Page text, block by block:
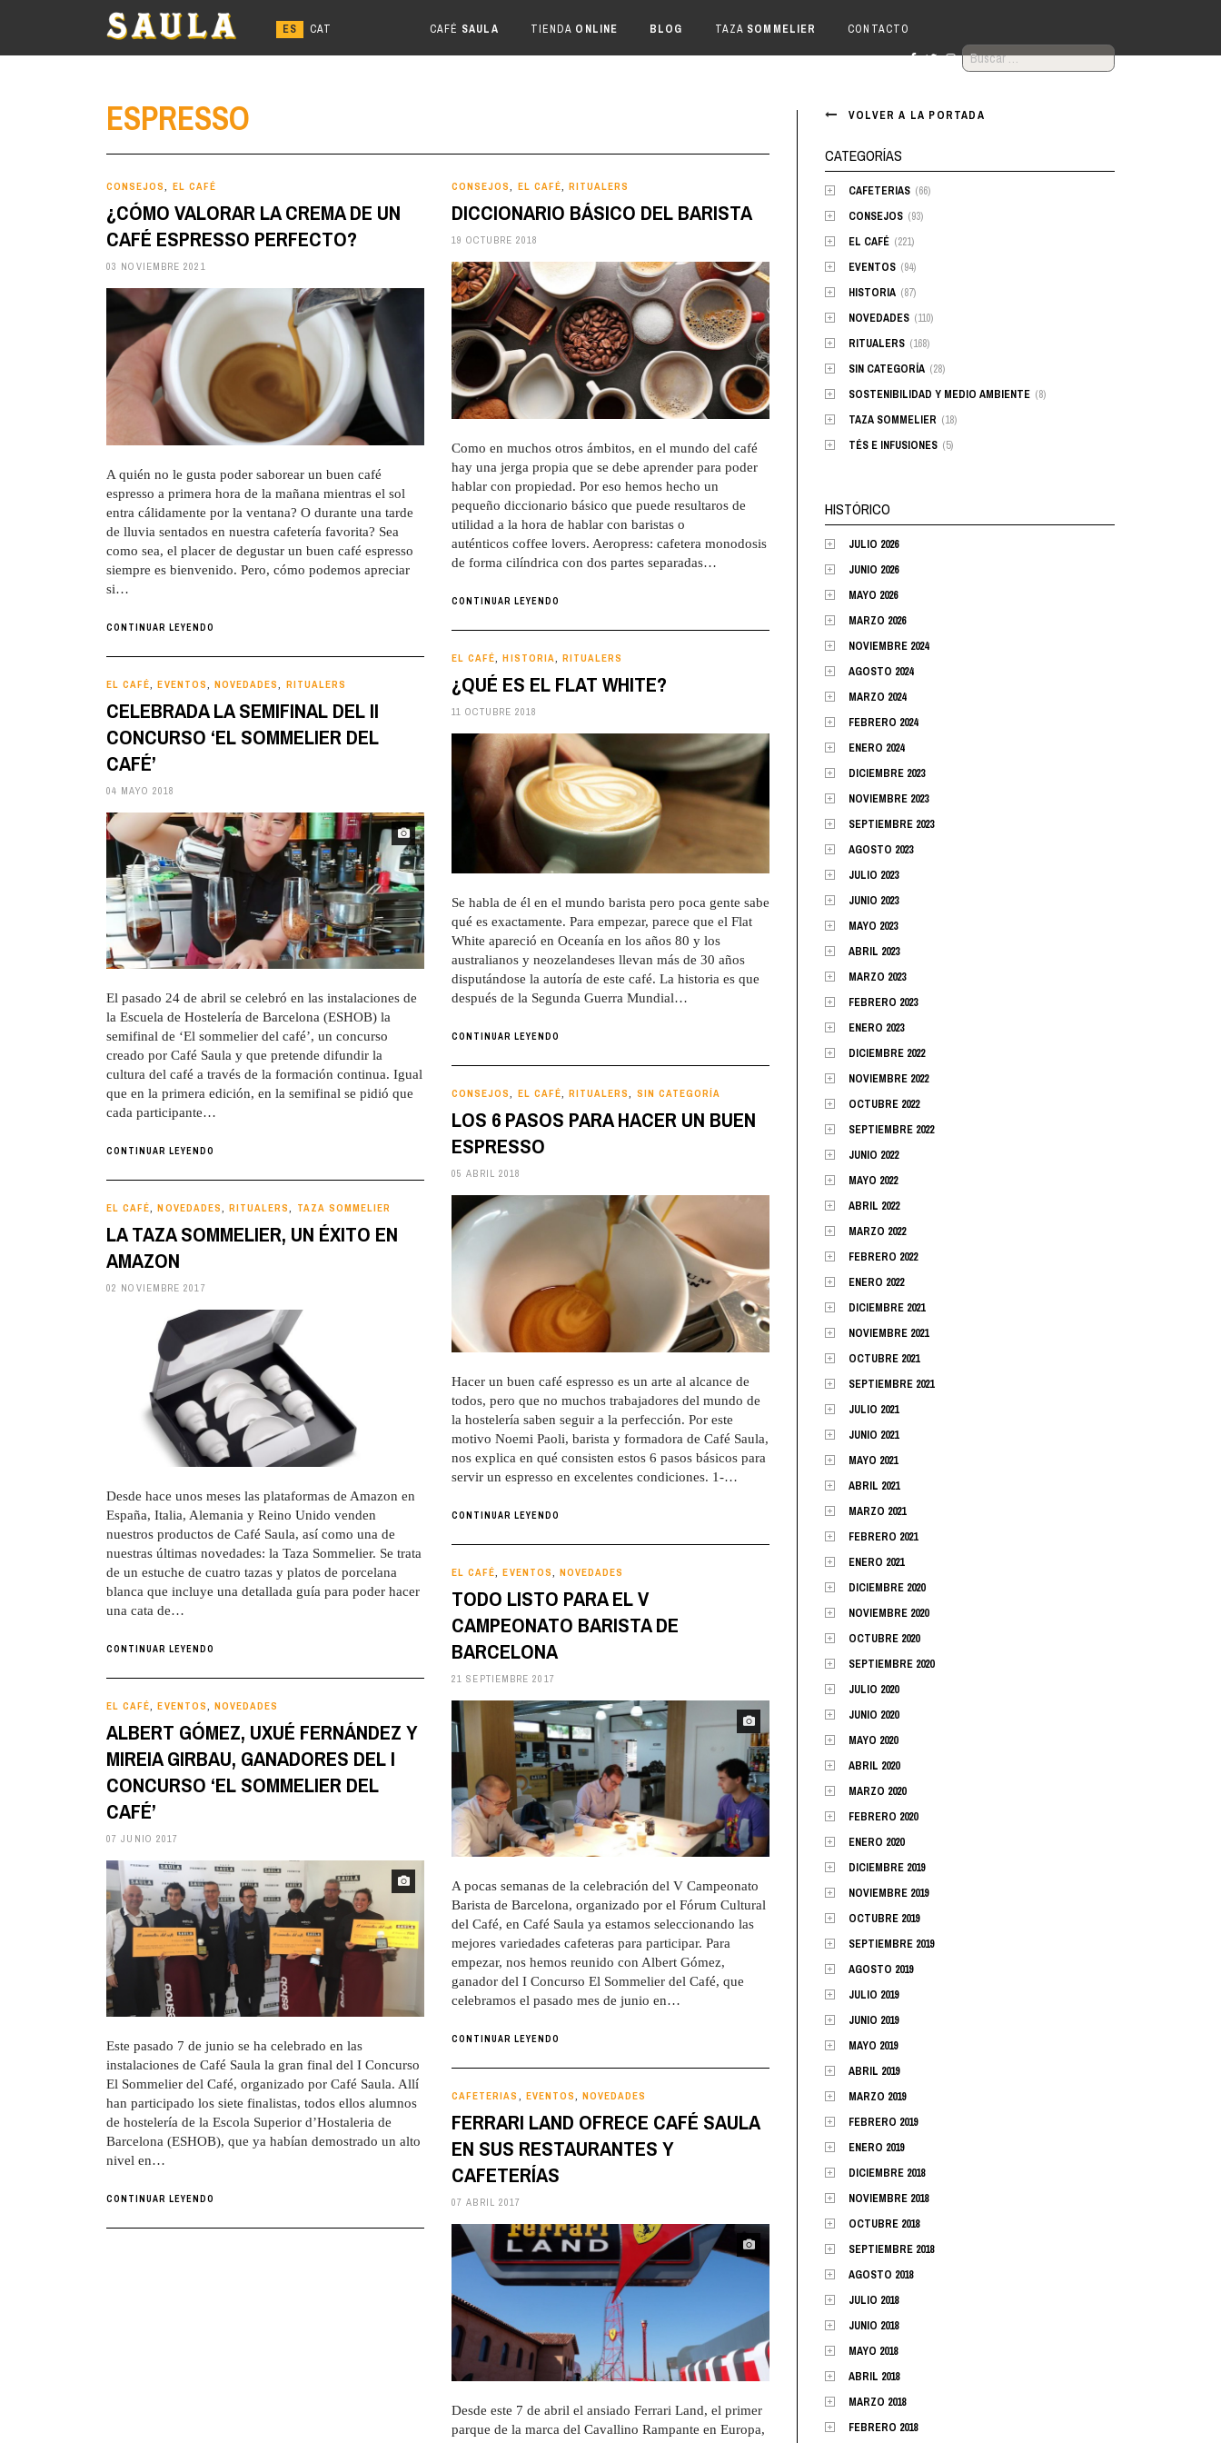
CAFÉ SAULA TIENDA ONLINE BLOG TAZA SOMMELIER CONTACTO
BUSCAR:
ESPRESSO
CONSEJOS EL CAFÉ
¿CÓMO VALORAR LA CREMA DE UN
CAFÉ ESPRESSO PERFECTO?
03 NOVIEMBRE 2021
A quién no le gusta poder saborear un buen café
espresso a primera hora de la mañana mientras el sol
entra cálidamente por la ventana? O durante una tarde
de lluvia sentados en nuestra cafetería favorita? Sea
como sea, el placer de degustar un buen café espresso
siempre es bienvenido. Pero, cómo podemos apreciar
si…
CONTINUAR LEYENDO
CONSEJOS EL CAFÉ RITUALERS
DICCIONARIO BÁSICO DEL BARISTA
19 OCTUBRE 2018
Como en muchos otros ámbitos, en el mundo del café
hay una jerga propia que se debe aprender para poder
hablar con propiedad. Por eso hemos hecho un
pequeño diccionario básico que puede resultaros de
utilidad a la hora de hablar con baristas o
auténticos coffee lovers. Aeropress: cafetera monodosis
de forma cilíndrica con dos partes separadas…
CONTINUAR LEYENDO
EL CAFÉ HISTORIA RITUALERS
¿QUÉ ES EL FLAT WHITE?
11 OCTUBRE 2018
Se habla de él en el mundo barista pero poca gente sabe
qué es exactamente. Para empezar, parece que el Flat
White apareció en Oceanía en los años 80 y los
australianos y neozelandeses llevan más de 30 años
disputándose la autoría de este café. La historia es que
después de la Segunda Guerra Mundial…
CONTINUAR LEYENDO
EL CAFÉ EVENTOS NOVEDADES RITUALERS
CELEBRADA LA SEMIFINAL DEL II
CONCURSO ‘EL SOMMELIER DEL
CAFÉ’
04 MAYO 2018
El pasado 24 de abril se celebró en las instalaciones de
la Escuela de Hostelería de Barcelona (ESHOB) la
semifinal de ‘El sommelier del café’, un concurso
creado por Café Saula y que pretende difundir la
cultura del café a través de la formación continua. Igual
que en la primera edición, en la semifinal se pidió que
cada participante…
CONTINUAR LEYENDO
CONSEJOS, EL CAFÉ, RITUALERS, SIN CATEGORÍA
LOS 6 PASOS PARA HACER UN BUEN
ESPRESSO
05 ABRIL 2018
Hacer un buen café espresso es un arte al alcance de
todos, pero que no muchos trabajadores del mundo de
la hostelería saben seguir a la perfección. Por este
motivo Noemi Paoli, barista y formadora de Café Saula,
nos explica en qué consisten estos 6 pasos básicos para
servir un espresso en excelentes condiciones. 1-…
CONTINUAR LEYENDO
EL CAFÉ NOVEDADES RITUALERS TAZA SOMMELIER
LA TAZA SOMMELIER, UN ÉXITO EN
AMAZON
02 NOVIEMBRE 2017
Desde hace unos meses las plataformas de Amazon en
España, Italia, Alemania y Reino Unido venden
nuestros productos de Café Saula, así como una de
nuestras últimas novedades: la Taza Sommelier. Se trata
de un estuche de cuatro tazas y platos de porcelana
blanca que incluye una detallada guía para poder hacer
una cata de…
CONTINUAR LEYENDO
EL CAFÉ EVENTOS NOVEDADES
TODO LISTO PARA EL V
CAMPEONATO BARISTA DE
BARCELONA
21 SEPTIEMBRE 2017
A pocas semanas de la celebración del V Campeonato
Barista de Barcelona, organizado por el Fórum Cultural
del Café, en Café Saula ya estamos seleccionando las
mejores variedades cafeteras para participar. Para
empezar, nos hemos reunido con Albert Gómez,
ganador del I Concurso El Sommelier del Café, que
celebramos el pasado mes de junio en…
CONTINUAR LEYENDO
EL CAFÉ EVENTOS NOVEDADES
ALBERT GÓMEZ, UXUÉ FERNÁNDEZ Y
MIREIA GIRBAU, GANADORES DEL I
CONCURSO ‘EL SOMMELIER DEL
CAFÉ’
07 JUNIO 2017
Este pasado 7 de junio se ha celebrado en las
instalaciones de Café Saula la gran final del I Concurso
El Sommelier del Café, organizado por Café Saula. Allí
han participado los siete finalistas, todos ellos alumnos
de hostelería de la Escola Superior d’Hostaleria de
Barcelona (ESHOB), que ya habían demostrado un alto
nivel en…
CONTINUAR LEYENDO
CAFETERIAS , EVENTOS, NOVEDADES
FERRARI LAND OFRECE CAFÉ SAULA
EN SUS RESTAURANTES Y
CAFETERÍAS
07 ABRIL 2017
Desde este 7 de abril el ansiado Ferrari Land, el primer
parque de la marca del Cavallino Rampante en Europa,
VOLVER A LA PORTADA
CATEGORÍAS
CAFETERIAS (66)
CONSEJOS (93)
EL CAFÉ (221)
EVENTOS (94)
HISTORIA (87)
NOVEDADES (110)
RITUALERS (168)
SIN CATEGORÍA (28)
SOSTENIBILIDAD Y MEDIO AMBIENTE (8)
TAZA SOMMELIER (18)
TÉS E INFUSIONES (5)
HISTÓRICO
JULIO 2026
JUNIO 2026
MAYO 2026
MARZO 2026
NOVIEMBRE 2024
AGOSTO 2024
MARZO 2024
FEBRERO 2024
ENERO 2024
DICIEMBRE 2023
NOVIEMBRE 2023
SEPTIEMBRE 2023
AGOSTO 2023
JULIO 2023
JUNIO 2023
MAYO 2023
ABRIL 2023
MARZO 2023
FEBRERO 2023
ENERO 2023
DICIEMBRE 2022
NOVIEMBRE 2022
OCTUBRE 2022
SEPTIEMBRE 2022
JUNIO 2022
MAYO 2022
ABRIL 2022
MARZO 2022
FEBRERO 2022
ENERO 2022
DICIEMBRE 2021
NOVIEMBRE 2021
OCTUBRE 2021
SEPTIEMBRE 2021
JULIO 2021
JUNIO 2021
MAYO 2021
ABRIL 2021
MARZO 2021
FEBRERO 2021
ENERO 2021
DICIEMBRE 2020
NOVIEMBRE 2020
OCTUBRE 2020
SEPTIEMBRE 2020
JULIO 2020
JUNIO 2020
MAYO 2020
ABRIL 2020
MARZO 2020
FEBRERO 2020
ENERO 2020
DICIEMBRE 2019
NOVIEMBRE 2019
OCTUBRE 2019
SEPTIEMBRE 2019
AGOSTO 2019
JULIO 2019
JUNIO 2019
MAYO 2019
ABRIL 2019
MARZO 2019
FEBRERO 2019
ENERO 2019
DICIEMBRE 2018
NOVIEMBRE 2018
OCTUBRE 2018
SEPTIEMBRE 2018
AGOSTO 2018
JULIO 2018
JUNIO 2018
MAYO 2018
ABRIL 2018
MARZO 2018
FEBRERO 2018